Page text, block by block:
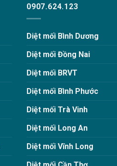
0907.624.123
Diệt mối Bình Dương
Diệt mối Đồng Nai
Diệt mối BRVT
Diệt mối Bình Phước
Diệt mối Trà Vinh
Diệt mối Long An
Diệt mối Vĩnh Long